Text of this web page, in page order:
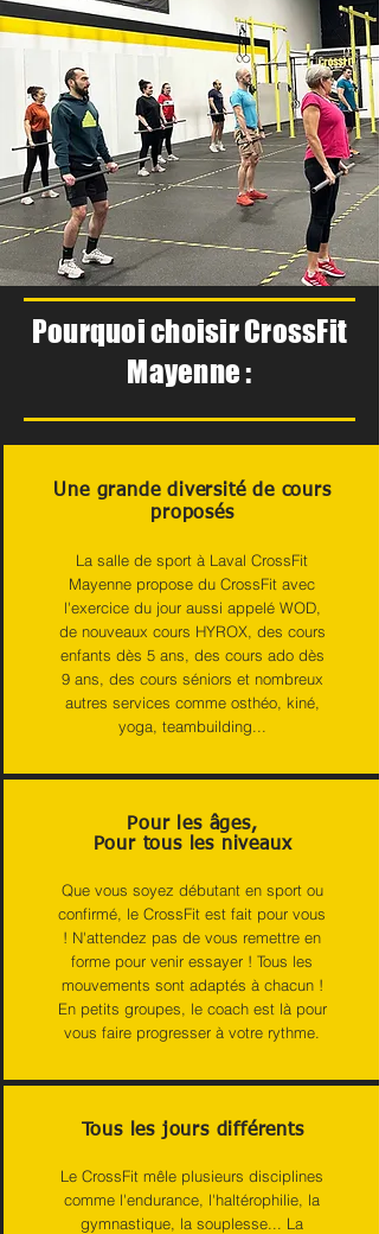
Pourquoi choisir CrossFit
Mayenne :
Une grande diversité de cours
proposés
La salle de sport à Laval CrossFit
Mayenne propose du CrossFit avec
l'exercice du jour aussi appelé WOD,
de nouveaux cours HYROX, des cours
enfants dès 5 ans, des cours ado dès
9 ans, des cours séniors et nombreux
autres services comme osthéo, kiné,
yoga, teambuilding...
Pour les âges,
Pour tous les niveaux
Que vous soyez débutant en sport ou
confirmé, le CrossFit est fait pour vous
! N'attendez pas de vous remettre en
forme pour venir essayer ! Tous les
mouvements sont adaptés à chacun !
En petits groupes, le coach est là pour
vous faire progresser à votre rythme.
Tous les jours différents
Le CrossFit mêle plusieurs disciplines
comme l'endurance, l'haltérophilie, la
gymnastique, la souplesse... La